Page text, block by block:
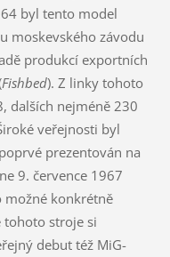
byl tento model
moskevského závodu
produkcí exportních
Fishbed). Z linky tohoto
dalších nejméně 230
veřejnosti byl
prezentován na
9. července 1967
možné konkrétně
tohoto stroje si
debut též MiG-